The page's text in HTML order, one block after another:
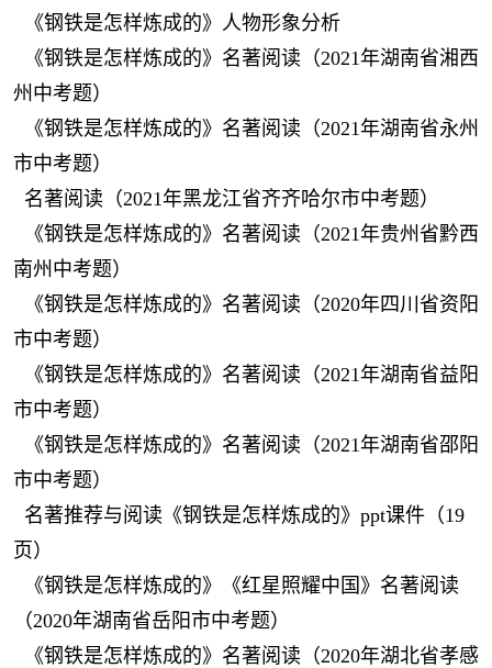
《钢铁是怎样炼成的》人物形象分析
《钢铁是怎样炼成的》名著阅读（2021年湖南省湘西
州中考题）
《钢铁是怎样炼成的》名著阅读（2021年湖南省永州
市中考题）
名著阅读（2021年黑龙江省齐齐哈尔市中考题）
《钢铁是怎样炼成的》名著阅读（2021年贵州省黔西
南州中考题）
《钢铁是怎样炼成的》名著阅读（2020年四川省资阳
市中考题）
《钢铁是怎样炼成的》名著阅读（2021年湖南省益阳
市中考题）
《钢铁是怎样炼成的》名著阅读（2021年湖南省邵阳
市中考题）
名著推荐与阅读《钢铁是怎样炼成的》ppt课件（19
页）
《钢铁是怎样炼成的》《红星照耀中国》名著阅读
（2020年湖南省岳阳市中考题）
《钢铁是怎样炼成的》名著阅读（2020年湖北省孝感